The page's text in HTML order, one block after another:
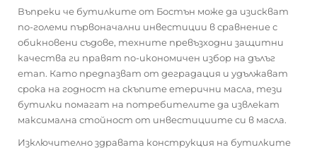
Въпреки че бутилките от Бостън може да изискват
по-големи първоначални инвестиции в сравнение с
обикновени съдове, техните превъзходни защитни
качества ги правят по-икономичен избор на дълъг
етап. Като предпазват от деградация и удължават
срока на годност на скъпите етерични масла, тези
бутилки помагат на потребителите да извлекат
максимална стойност от инвестициите си в масла.
Изключително здравата конструкция на бутилките